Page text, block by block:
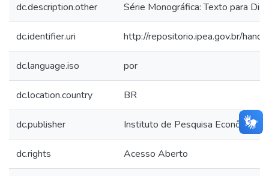
dc.description.other Série Monográfica: Texto para
dc.identifier.uri http://repositorio.ipea.gov.br/
dc.language.iso por
dc.location.country BR
dc.publisher Instituto de Pesquisa Econômica
dc.rights Acesso Aberto